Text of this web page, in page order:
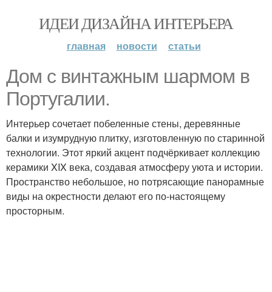
ИДЕИ ДИЗАЙНА ИНТЕРЬЕРА
главная новости статьи
Дом с винтажным шармом в
Португалии.
Интерьер сочетает побеленные стены, деревянные
балки и изумрудную плитку, изготовленную по старинной
технологии. Этот яркий акцент подчёркивает коллекцию
керамики XIX века, создавая атмосферу уюта и истории.
Пространство небольшое, но потрясающие панорамные
виды на окрестности делают его по-настоящему
просторным.